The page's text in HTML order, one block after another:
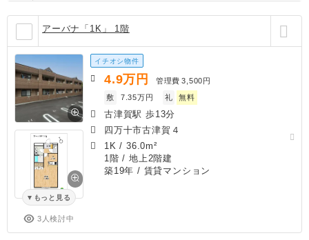
アーバナ「1K」 1階
もっと見る
3人検討中
イチオシ物件
4.9万円 管理費 3,500円
敷
7.35万円 礼 無料
古津賀駅 歩13分
四万十市古津賀４
1K /36.0m²
1階 / 地上2階建
築19年 / 賃貸マンション